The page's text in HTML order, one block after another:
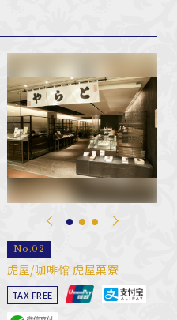
No.02
虎屋/咖啡馆 虎屋菓寮
TAX FREE